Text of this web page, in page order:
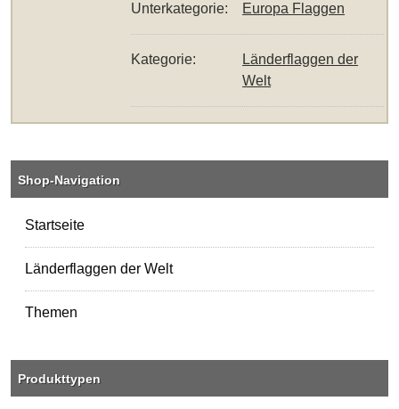
Unterkategorie: Europa Flaggen
Kategorie:
Länderflaggen der
Welt
Shop-Navigation
Startseite
Länderflaggen der Welt
Themen
Produkttypen